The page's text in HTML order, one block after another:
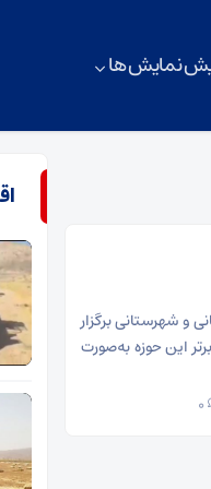
نمایش ها
و شهرستانی برگزار
و ۵ نفر از نیروهای برتر این حوزه به‌صورت
۰